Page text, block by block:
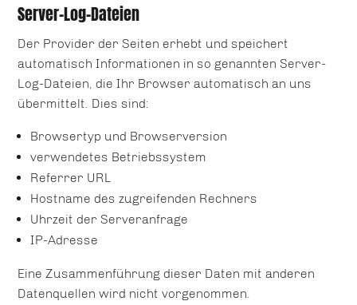
Server-Log-Dateien
Der Provider der Seiten erhebt und speichert
automatisch Informationen in so genannten Server-
Log-Dateien, die Ihr Browser automatisch an uns
übermittelt. Dies sind:
Browsertyp und Browserversion
verwendetes Betriebssystem
Referrer URL
Hostname des zugreifenden Rechners
Uhrzeit der Serveranfrage
IP-Adresse
Eine Zusammenführung dieser Daten mit anderen
Datenquellen wird nicht vorgenommen.